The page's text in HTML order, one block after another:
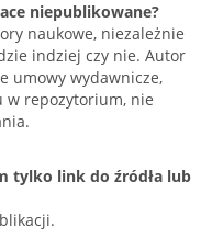
niepublikowane?
naukowe, niezależnie
indziej czy nie. Autor
umowy wydawnicze,
repozytorium, nie
tylko link do źródła lub